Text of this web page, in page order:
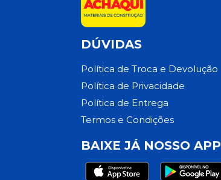
DÚVIDAS
Política de Troca e Devolução
Política de Privacidade
Política de Entrega
Termos e Condições
BAIXE JÁ NOSSO APP